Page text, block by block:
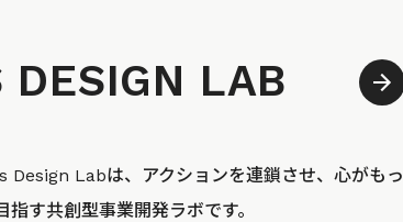
DESIGN LAB
Design Labは、アクションを連鎖させ、心がもっ
す共創型事業開発ラボです。